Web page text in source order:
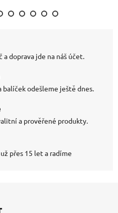
a doprava jde na náš účet.
odešleme ještě dnes.
a prověřené produkty.
přes 15 let a radíme